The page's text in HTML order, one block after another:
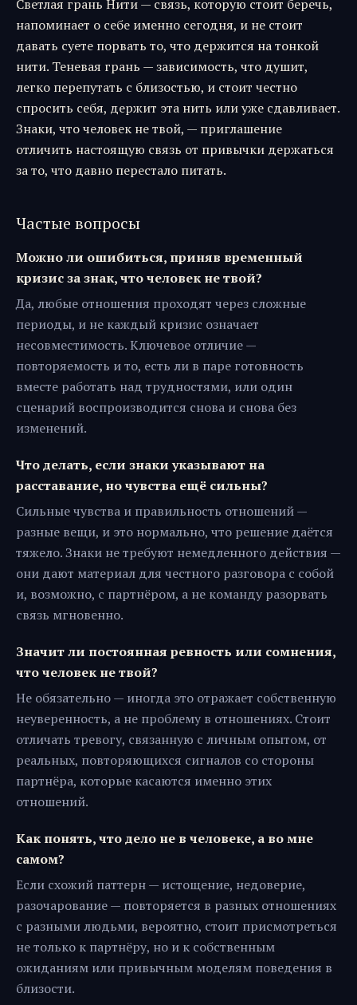
Светлая грань Нити — связь, которую стоит беречь,
напоминает о себе именно сегодня, и не стоит
давать суете порвать то, что держится на тонкой
нити. Теневая грань — зависимость, что душит,
легко перепутать с близостью, и стоит честно
спросить себя, держит эта нить или уже сдавливает.
Знаки, что человек не твой, — приглашение
отличить настоящую связь от привычки держаться
за то, что давно перестало питать.
Частые вопросы
Можно ли ошибиться, приняв временный
кризис за знак, что человек не твой?
Да, любые отношения проходят через сложные
периоды, и не каждый кризис означает
несовместимость. Ключевое отличие —
повторяемость и то, есть ли в паре готовность
вместе работать над трудностями, или один
сценарий воспроизводится снова и снова без
изменений.
Что делать, если знаки указывают на
расставание, но чувства ещё сильны?
Сильные чувства и правильность отношений —
разные вещи, и это нормально, что решение даётся
тяжело. Знаки не требуют немедленного действия —
они дают материал для честного разговора с собой
и, возможно, с партнёром, а не команду разорвать
связь мгновенно.
Значит ли постоянная ревность или сомнения,
что человек не твой?
Не обязательно — иногда это отражает собственную
неуверенность, а не проблему в отношениях. Стоит
отличать тревогу, связанную с личным опытом, от
реальных, повторяющихся сигналов со стороны
партнёра, которые касаются именно этих
отношений.
Как понять, что дело не в человеке, а во мне
самом?
Если схожий паттерн — истощение, недоверие,
разочарование — повторяется в разных отношениях
с разными людьми, вероятно, стоит присмотреться
не только к партнёру, но и к собственным
ожиданиям или привычным моделям поведения в
близости.